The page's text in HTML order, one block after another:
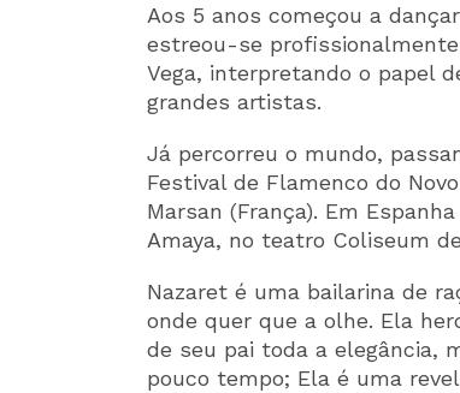
Aos 5 anos começou a
estreou-se
Vega, interpretando o papel
grandes artistas.
Já percorreu o mundo,
Festival de Flamenco do
Marsan (França). Em
Amaya, no teatro Coliseum
Nazaret é uma bailarina de
onde quer que a olhe. Ela
de seu pai toda a elegância,
pouco tempo; Ela é uma